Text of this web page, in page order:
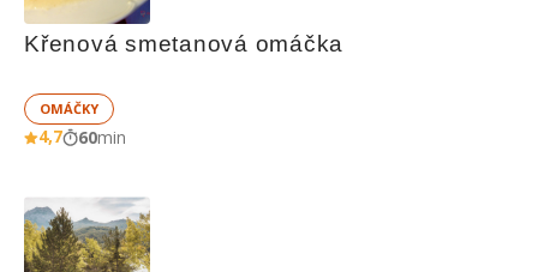
Křenová smetanová omáčka
OMÁČKY
4,7 60min